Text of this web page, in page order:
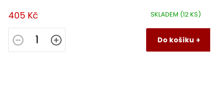
SKLADEM (12 KS)
405 Kč
Do košíku